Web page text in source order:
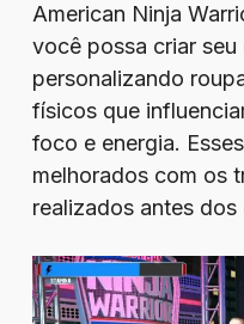
American Ninja
você possa criar
personalizando
físicos que
foco e energia.
melhorados com os
realizados antes